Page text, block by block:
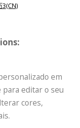
em
para editar o seu
cores,